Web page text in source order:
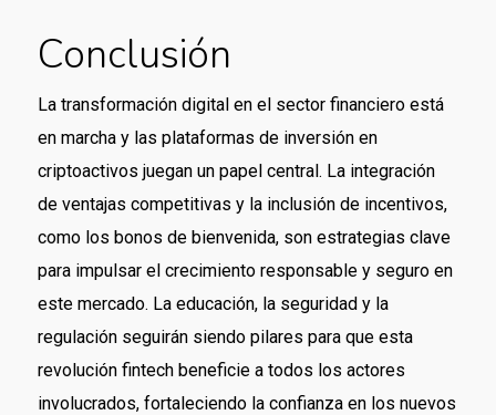
Conclusión
La transformación digital en el sector financiero está
en marcha y las plataformas de inversión en
criptoactivos juegan un papel central. La integración
de ventajas competitivas y la inclusión de incentivos,
como los bonos de bienvenida, son estrategias clave
para impulsar el crecimiento responsable y seguro en
este mercado. La educación, la seguridad y la
regulación seguirán siendo pilares para que esta
revolución fintech beneficie a todos los actores
involucrados, fortaleciendo la confianza en los nuevos